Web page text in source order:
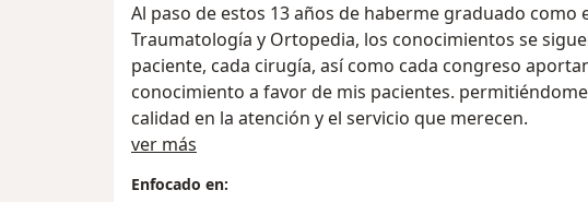
Al paso de estos 13 años de haberme graduado como
Traumatología y Ortopedia, los conocimientos se siguen dando día a día; cada
paciente, cada cirugía, así como cada congreso
conocimiento a favor de mis pacientes.
calidad en la atención y el servicio que merecen.
ver más
Enfocado en: